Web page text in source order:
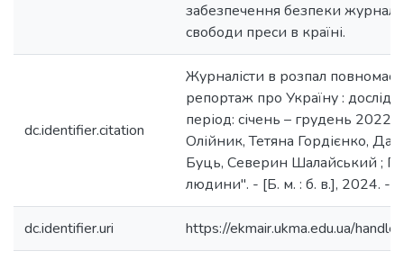
забезпечення безпеки
свободи преси в країні.
dc.identifier.citation
Журналісти в розпал
репортаж про Україну :
період: січень – грудень 2022
Олійник, Тетяна Гордієнко,
Буць, Северин Шалайський ;
людини". - [Б. м. : б. в.], 2024. -
dc.identifier.uri https://ekmair.ukma.edu.ua/